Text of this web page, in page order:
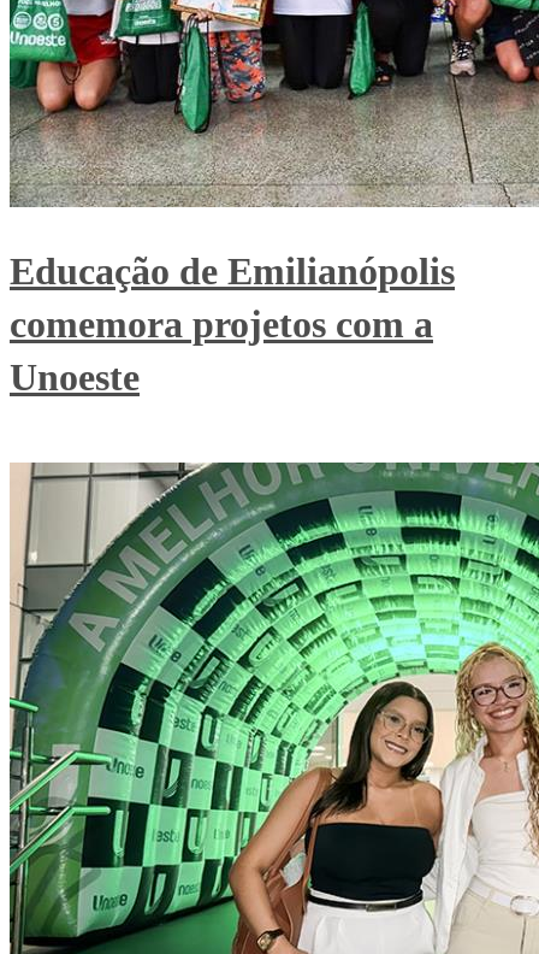
Educação de Emilianópolis
comemora projetos com a
Unoeste